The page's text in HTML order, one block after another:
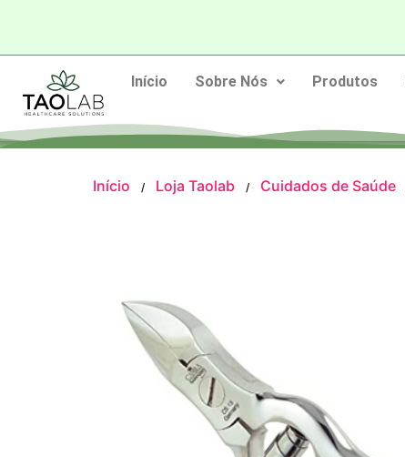
Início Sobre Nós Produtos
Início / Loja Taolab / Cuidados de Saúde